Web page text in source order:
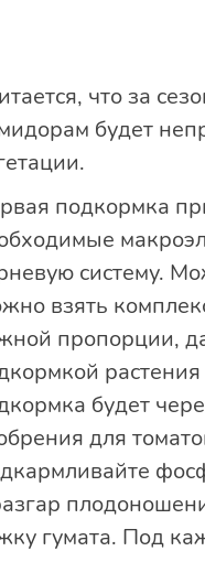
что за
будет
подкормка
систему.
взять
пропорции,
будет
для
гумата. Под